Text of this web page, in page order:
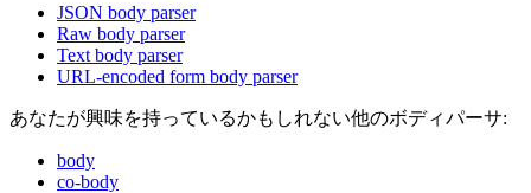
JSON body parser
Raw body parser
Text body parser
URL-encoded form body parser
あなたが興味を持っているかもしれない他のボディパーサ:
body
co-body